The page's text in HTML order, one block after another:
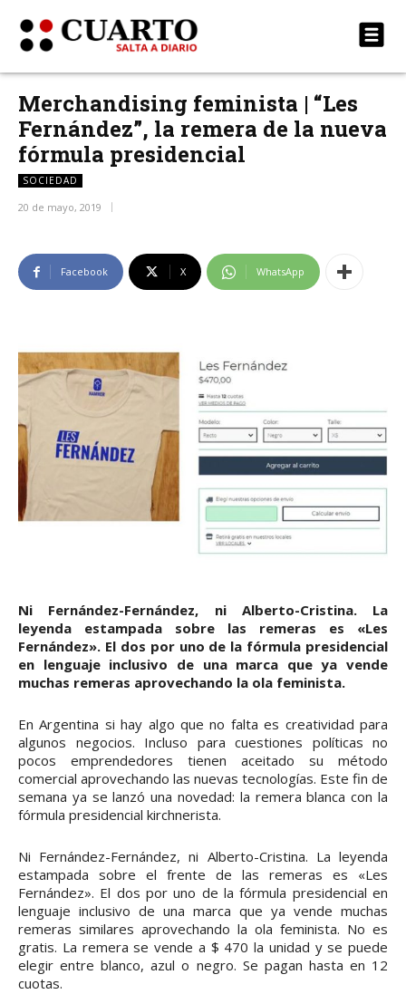
Merchandising feminista | “Les
Fernández”, la remera de la nueva
fórmula presidencial
SOCIEDAD
20 de mayo, 2019
Facebook X WhatsApp
Ni Fernández-Fernández, ni Alberto-Cristina. La
leyenda estampada sobre las remeras es «Les
Fernández». El dos por uno de la fórmula presidencial
en lenguaje inclusivo de una marca que ya vende
muchas remeras aprovechando la ola feminista.
En Argentina si hay algo que no falta es creatividad para
algunos negocios. Incluso para cuestiones políticas no
pocos emprendedores tienen aceitado su método
comercial aprovechando las nuevas tecnologías. Este fin de
semana ya se lanzó una novedad: la remera blanca con la
fórmula presidencial kirchnerista.
Ni Fernández-Fernández, ni Alberto-Cristina. La leyenda
estampada sobre el frente de las remeras es «Les
Fernández». El dos por uno de la fórmula presidencial en
lenguaje inclusivo de una marca que ya vende muchas
remeras similares aprovechando la ola feminista. No es
gratis. La remera se vende a $ 470 la unidad y se puede
elegir entre blanco, azul o negro. Se pagan hasta en 12
cuotas.